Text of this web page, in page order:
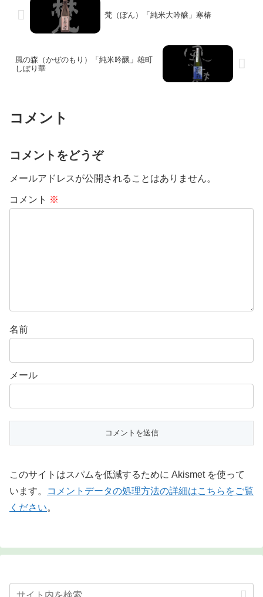
梵（ぼん）「純米大吟醸」寒椿
風の森（かぜのもり）「純米吟醸」雄町
しぼり華
コメント
コメントをどうぞ
メールアドレスが公開されることはありません。
コメント ※
名前
メール
このサイトはスパムを低減するために Akismet を使って
います。
コメントデータの処理方法の詳細はこちらをご覧
ください。